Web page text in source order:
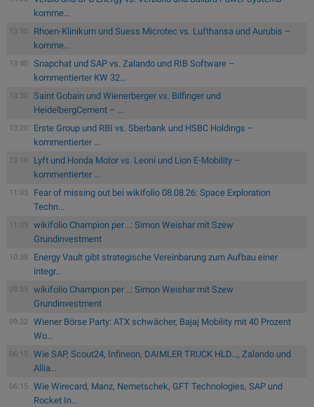
komme...
13:50
Rhoen-Klinikum und Suess Microtec vs. Lufthansa und Aurubis –
komme...
13:40
Snapchat und SAP vs. Zalando und RIB Software –
kommentierter KW 32...
13:30
Saint Gobain und Wienerberger vs. Bilfinger und
HeidelbergCement – ...
13:20
Erste Group und RBI vs. Sberbank und HSBC Holdings –
kommentierter ...
13:10
Lyft und Honda Motor vs. Leoni und Lion E-Mobility –
kommentierter ...
11:05
Fear of missing out bei wikifolio 08.08.26: Space Exploration
Techn...
11:05
wikifolio Champion per ..: Simon Weishar mit Szew
Grundinvestment
10:38
Energy Vault gibt strategische Vereinbarung zum Aufbau einer
integr...
09:55
wikifolio Champion per ..: Simon Weishar mit Szew
Grundinvestment
09:32
Wiener Börse Party: ATX schwächer, Bajaj Mobility mit 40 Prozent
Wo...
06:15
Wie SAP, Scout24, Infineon, DAIMLER TRUCK HLD..., Zalando und
Allia...
06:15
Wie Wirecard, Manz, Nemetschek, GFT Technologies, SAP und
Rocket In...